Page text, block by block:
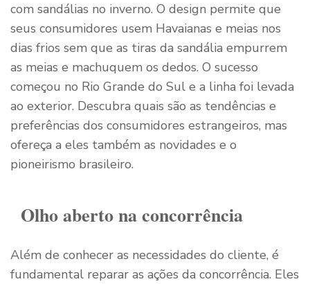
com sandálias no inverno. O design permite que
seus consumidores usem Havaianas e meias nos
dias frios sem que as tiras da sandália empurrem
as meias e machuquem os dedos. O sucesso
começou no Rio Grande do Sul e a linha foi levada
ao exterior. Descubra quais são as tendências e
preferências dos consumidores estrangeiros, mas
ofereça a eles também as novidades e o
pioneirismo brasileiro.
Olho aberto na concorrência
Além de conhecer as necessidades do cliente, é
fundamental reparar as ações da concorrência. Eles